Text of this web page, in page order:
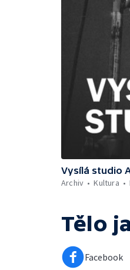
Vysílá studio
Archiv
Kultura
Tělo
Facebook